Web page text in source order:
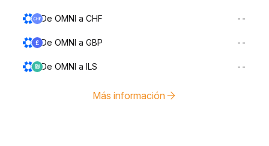
De OMNI a CHF --
De OMNI a GBP --
De OMNI a ILS --
Más información